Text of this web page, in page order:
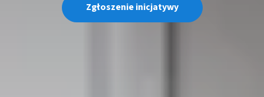
Zgłoszenie inicjatywy